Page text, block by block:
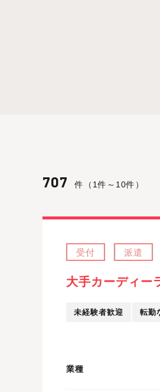
707 件（1件～10件）
受付 派遣
大手カーディー
未経験者歓迎 転勤
業種